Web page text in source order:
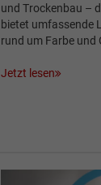
und Trockenbau –
bietet umfassende
rund um Farbe und
Jetzt lesen